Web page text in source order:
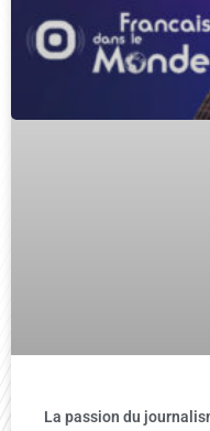
La passion du